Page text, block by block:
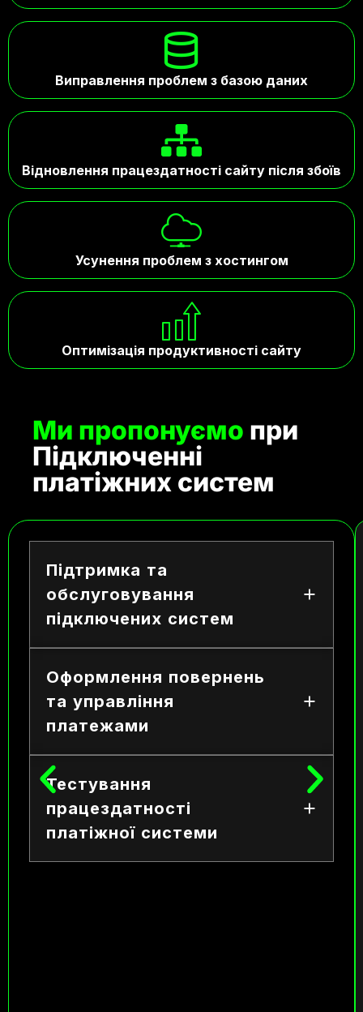
Виправлення проблем з базою даних
Відновлення працездатності сайту після збоїв
Усунення проблем з хостингом
Оптимізація продуктивності сайту
Ми пропонуємо при
Підключенні
платіжних систем
Підтримка та
обслуговування
підключених систем
Оформлення повернень
та управління
платежами
Тестування
працездатності
платіжної системи